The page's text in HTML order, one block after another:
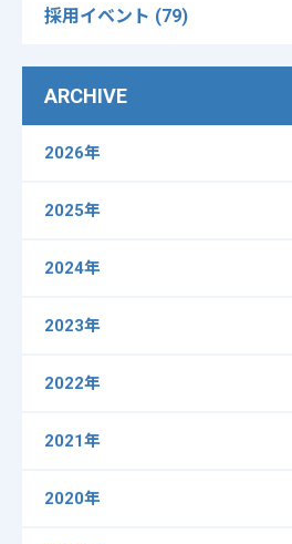
採用イベント (79)
ARCHIVE
2026年
2025年
2024年
2023年
2022年
2021年
2020年